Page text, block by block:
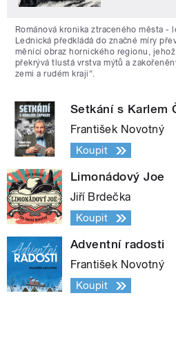
Románová kronika ztraceného města -
Lednická předkládá do značné míry
měnící obraz hornického regionu,
překrývá tlustá vrstva mýtů a
zemi a rudém kraji“.
Setkání s Karlem
František Novotný
Koupit
Limonádový Joe
Jiří Brdečka
Koupit
Adventní radosti
František Novotný
Koupit